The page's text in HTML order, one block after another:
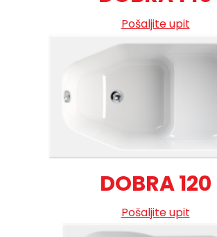
Pošaljite upit
DOBRA 120
Pošaljite upit